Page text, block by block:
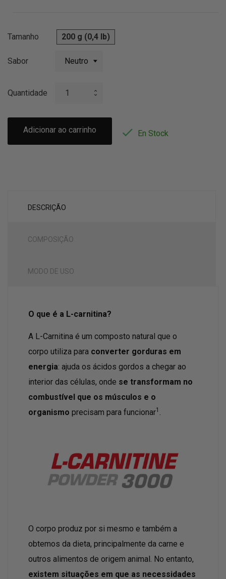
Tamanho 200 g (0,4 lb)
Sabor
Quantidade
Adicionar ao carrinho  En Stock
DESCRIÇÃO
COMPOSIÇÃO
MODO DE USO
O que é a L-carnitina?
A L-Carnitina é um composto natural que o
corpo utiliza para converter gorduras em
energia: ajuda os ácidos gordos a chegar ao
interior das células, onde se transformam no
combustível que os músculos e o
organismo precisam para funcionar1 .
O corpo produz por si mesmo e também a
obtemos da dieta, principalmente da carne e
outros alimentos de origem animal. No entanto,
existem situações em que as necessidades